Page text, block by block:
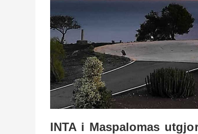
INTA i Maspalomas